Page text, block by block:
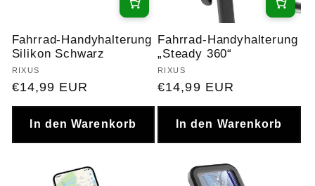
e
:
Fahrrad-Handyhalterung
Silikon Schwarz
Anbieter:
RIXUS
Normaler
Preis
€14,99 EUR
In den Warenkorb
Fahrrad-Handyhalterung
„Steady 360“
Anbieter:
RIXUS
Normaler
Preis
€14,99 EUR
In den Warenkorb